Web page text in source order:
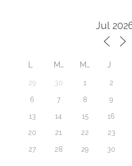
L M M J
29 30 1 2
6 7 8 9
13 14 15 16
20 21 22 23
27 28 29 30